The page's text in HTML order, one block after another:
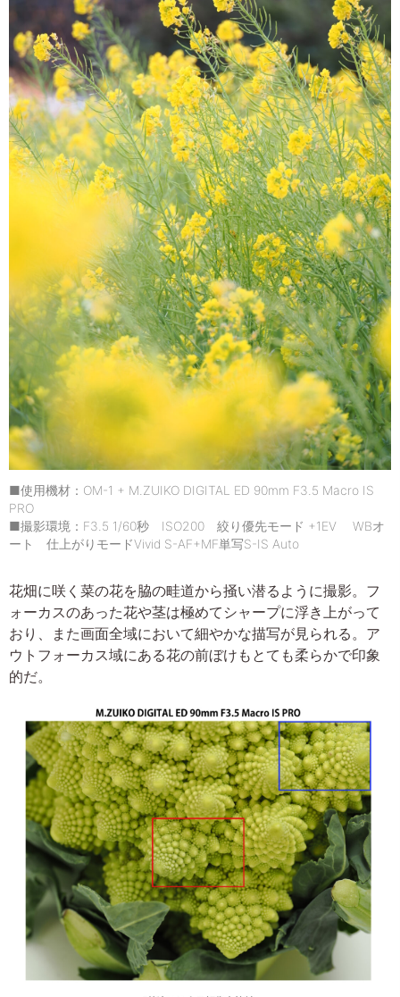
■使用機材：OM-1 + M.ZUIKO DIGITAL ED 90mm F3.5 Macro IS
PRO
■撮影環境：F3.5 1/60秒 ISO200 絞り優先モード +1EV WBオ
ート 仕上がりモードVivid S-AF+MF単写S-IS Auto
花畑に咲く菜の花を脇の畦道から掻い潜るように撮影。フ
ォーカスのあった花や茎は極めてシャープに浮き上がって
おり、また画面全域において細やかな描写が見られる。ア
ウトフォーカス域にある花の前ぼけもとても柔らかで印象
的だ。